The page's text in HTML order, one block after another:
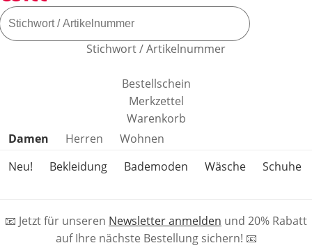
Stichwort / Artikelnummer
Bestellschein
Merkzettel
Warenkorb
Produktkategorien überspringen
Damen Herren
Wohnen
Neu!
Bekleidung Bademoden Wäsche Schuhe
📧 Jetzt für unseren Newsletter anmelden und 20% Rabatt
auf Ihre nächste Bestellung sichern! 📧